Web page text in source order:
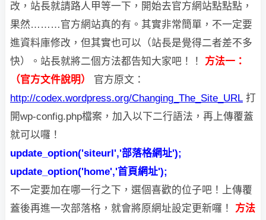
改，站長就請路人甲等一下，開始去官方網站點點點，
果然………官方網站真的有。其實非常簡單，不一定要
進資料庫修改，但其實也可以（站長是覺得二者差不多
快）。站長就將二個方法都告知大家吧！！
方法一：
（官方文件說明）
官方原文：
http://codex.wordpress.org/Changing_The_Site_URL 打
開wp-config.php檔案，加入以下二行語法，再上傳覆蓋
就可以囉！
update_option('siteurl','部落格網址');
update_option('home','首頁網址');
不一定要加在哪一行之下，選個喜歡的位子吧！ 上傳覆
蓋後再進一次部落格，就會將原網址設定更新囉！
方法